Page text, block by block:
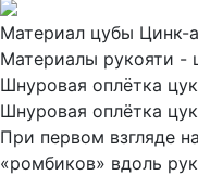
Материал цубы Цинк-
Материалы рукояти -
Шнуровая оплётка
Шнуровая оплётка
При первом взгляде
«ромбиков» вдоль